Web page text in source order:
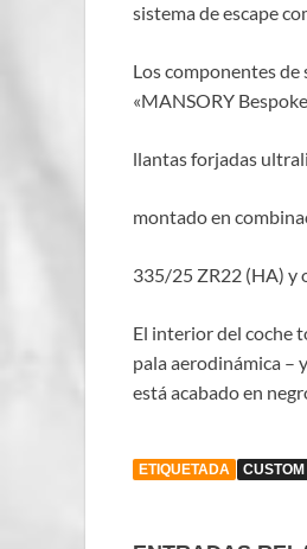
sistema de escape
Los componentes de
«MANSORY
llantas forjadas
montado en
335/25 ZR22 (HA) y
El interior del coche
pala aerodinámica –
está acabado en
ETIQUETADA